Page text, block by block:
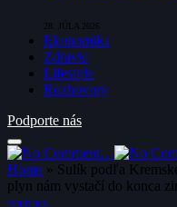
28. JÚLA 2026
Ekonomika
Zdravie
Lifestyle
Rozhovory
Podporte nás
Home » Sulík podľa
plyn nám vystačí do konca
POLITIKA